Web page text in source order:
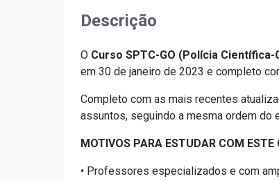
Descrição
O Curso SPTC-GO (Polícia
em 30 de janeiro de 2023 e completo
Completo com as mais recentes
assuntos, seguindo a mesma ordem do
MOTIVOS PARA ESTUDAR COM ESTE
• Professores especializados e com